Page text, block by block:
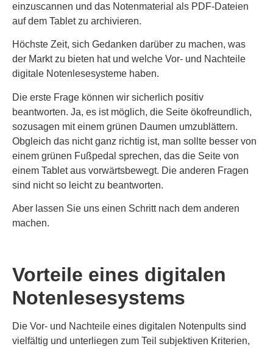
einzuscannen und das Notenmaterial als PDF-Dateien
auf dem Tablet zu archivieren.
Höchste Zeit, sich Gedanken darüber zu machen, was
der Markt zu bieten hat und welche Vor- und Nachteile
digitale Notenlesesysteme haben.
Die erste Frage können wir sicherlich positiv
beantworten. Ja, es ist möglich, die Seite ökofreundlich,
sozusagen mit einem grünen Daumen umzublättern.
Obgleich das nicht ganz richtig ist, man sollte besser von
einem grünen Fußpedal sprechen, das die Seite von
einem Tablet aus vorwärtsbewegt. Die anderen Fragen
sind nicht so leicht zu beantworten.
Aber lassen Sie uns einen Schritt nach dem anderen
machen.
Vorteile eines digitalen
Notenlesesystems
Die Vor- und Nachteile eines digitalen Notenpults sind
vielfältig und unterliegen zum Teil subjektiven Kriterien,